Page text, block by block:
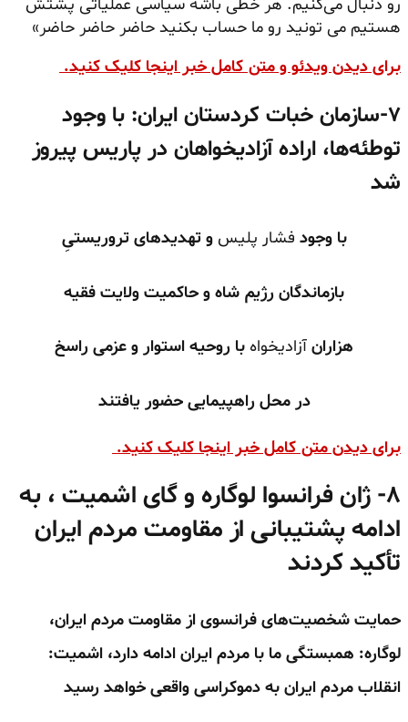
رو دنبال می‌کنیم. هر خطی باشه سیاسی عملیاتی پشتش
هستیم می تونید رو ما حساب بکنید حاضر حاضر حاضر»
برای دیدن ویدئو و متن کامل خبر اینجا کلیک کنید.
۷-سازمان خبات کردستان ایران: با وجود
توطئه‌ها، اراده آزادیخواهان در پاریس پیروز
شد
با وجود فشار پلیس و تهدیدهای تروریستیِ
بازماندگان رژیم شاه و حاکمیت ولایت فقیه
هزاران آزادیخواه با روحیه استوار و عزمی راسخ
در محل راهپیمایی حضور یافتند
برای دیدن متن کامل خبر اینجا کلیک کنید.
۸- ژان فرانسوا لوگاره و گای اشمیت ، به
ادامه پشتیبانی از مقاومت مردم ایران
تأکید کردند
حمایت شخصیت‌های فرانسوی از مقاومت مردم ایران،
لوگاره: همبستگی ما با مردم ایران ادامه دارد، اشمیت:
انقلاب مردم ایران به دموکراسی واقعی خواهد رسید